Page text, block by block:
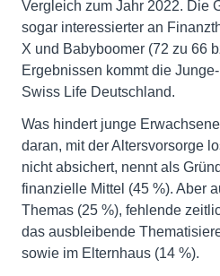
Vergleich zum Jahr 2022. Die
sogar interessierter an
X und Babyboomer (72 zu 66
Ergebnissen kommt die
Swiss Life Deutschland.
Was hindert junge
daran, mit der Altersvorsorge
nicht absichert, nennt als
finanzielle Mittel (45 %). Aber
Themas (25 %), fehlende
das ausbleibende
sowie im Elternhaus (14 %).